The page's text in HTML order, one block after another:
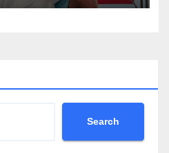
Search